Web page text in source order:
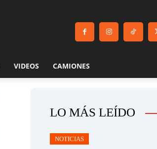
VIDEOS CAMIONES
LO MÁS LEÍDO
NOTICIAS